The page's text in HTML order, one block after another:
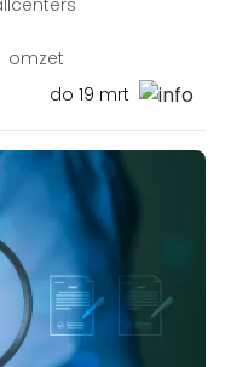
omzet
do 19 mrt